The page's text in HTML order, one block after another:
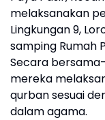
melaksanakan
Lingkungan 9,
samping Rumah
Secara
mereka
qurban sesuai
dalam agama.